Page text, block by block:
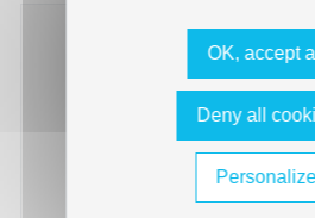
OK, accept all
Deny all
Personalize